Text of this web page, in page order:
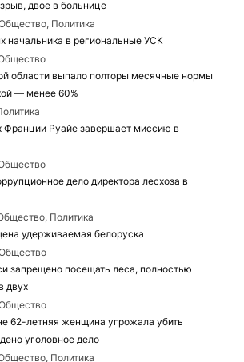
двое в больнице
Политика
начальника в региональные УСК
области выпало полторы месячные нормы
— менее 60%
Франции Руайе завершает миссию в
дело директора лесхоза в
Политика
удерживаемая белоруска
запрещено посещать леса, полностью
двух
62-летняя женщина угрожала убить
уголовное дело
Политика